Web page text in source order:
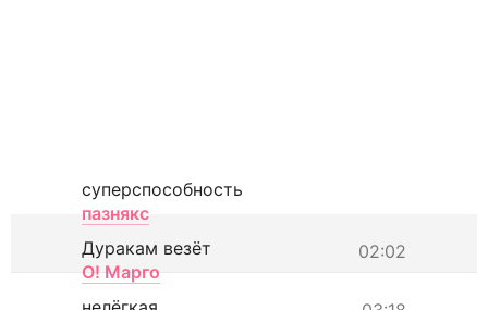
суперспособность
пазнякс
02:02
Дуракам везёт
О! Марго